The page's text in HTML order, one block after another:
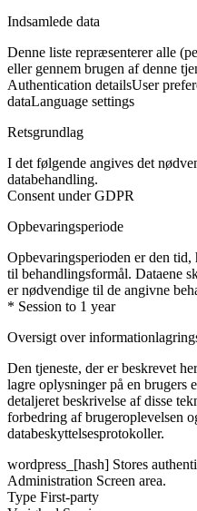
Indsamlede data
Denne liste repræsenterer alle
eller gennem brugen af denne
Authentication detailsUser
dataLanguage settings
Retsgrundlag
I det følgende angives det
databehandling.
Consent under GDPR
Opbevaringsperiode
Opbevaringsperioden er den tid,
til behandlingsformål. Dataene
er nødvendige til de angivne
* Session to 1 year
Oversigt over
Den tjeneste, der er beskrevet
lagre oplysninger på en brugers
detaljeret beskrivelse af disse
forbedring af brugeroplevelsen
databeskyttelsesprotokoller.
wordpress_[hash] Stores
Administration Screen area.
Type First-party